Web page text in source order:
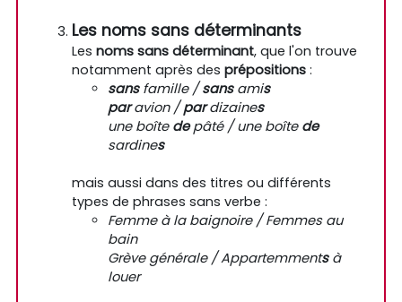
Les noms sans déterminants
Les noms sans déterminant, que l'on trouve
notamment après des prépositions :
sansfamille /sansamis
paravion /pardizaines
une boîte depâté / une boîte de
sardines
mais aussi dans des titres ou différents
types de phrases sans verbe :
Femme à la baignoire / Femmes au
bain
Grève générale / Appartemmentsà
louer